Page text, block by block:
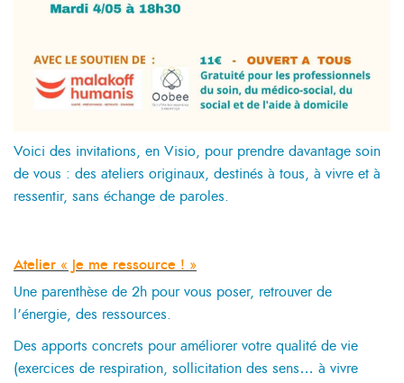
Voici des invitations, en Visio, pour prendre davantage soin
de vous : des ateliers originaux, destinés à tous, à vivre et à
ressentir, sans échange de paroles.
Atelier « Je me ressource ! »
Une parenthèse de 2h pour vous poser, retrouver de
l’énergie, des ressources.
Des apports concrets pour améliorer votre qualité de vie
(exercices de respiration, sollicitation des sens… à vivre